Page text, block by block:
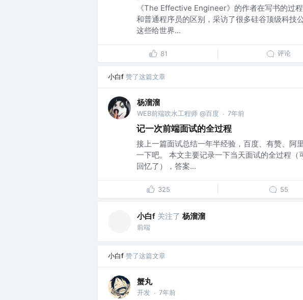
《The Effective Engineer》的作者在写书的过
和普通程序员的区别，采访了很多硅谷顶级科技
这些给世界...
81 评论
小白f 赞了这篇文章
杨溜溜
WEB前端吹水工程师 @百度 · 7年前
记一次前端面试的全过程
接上一篇面试总结一年半经验，百度、有赞、阿
一下吧。 本文主要记录一下当天面试的全过程
回忆了），答案...
325 55
小白f 关注了 杨溜溜
前端
小白f 赞了这篇文章
蟹丸
开发 · 7年前